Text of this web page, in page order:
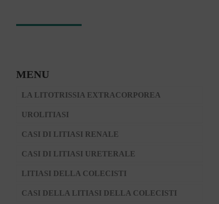
MENU
LA LITOTRISSIA EXTRACORPOREA
UROLITIASI
CASI DI LITIASI RENALE
CASI DI LITIASI URETERALE
LITIASI DELLA COLECISTI
CASI DELLA LITIASI DELLA COLECISTI